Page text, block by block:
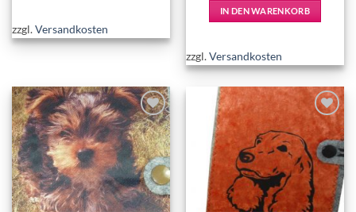
weist
auf.
Die
Optionen
können
auf
der
Produktseite
gewählt
zzgl.Versandkosten
IN DEN WARENKORB
zzgl.Versandkosten
Add to
wishlist
Add to
wishlist